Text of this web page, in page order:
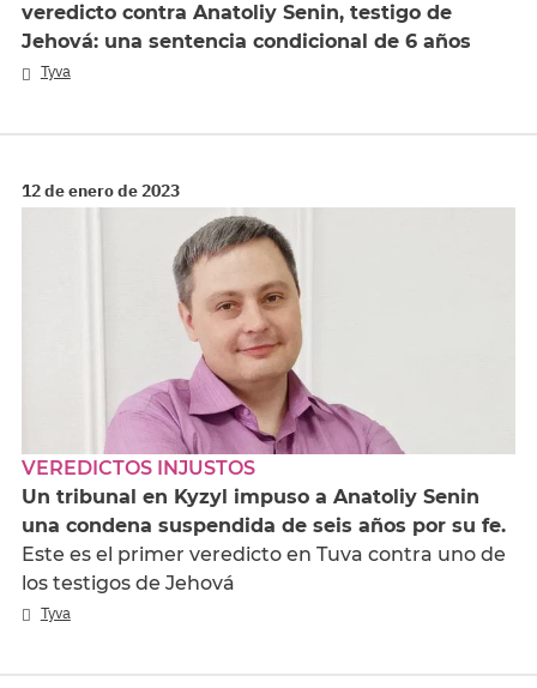
veredicto contra Anatoliy Senin, testigo de
Jehová: una sentencia condicional de 6 años
Tyva
12 de enero de 2023
VEREDICTOS INJUSTOS
Un tribunal en Kyzyl impuso a Anatoliy Senin
una condena suspendida de seis años por su fe.
Este es el primer veredicto en Tuva contra uno de
los testigos de Jehová
Tyva